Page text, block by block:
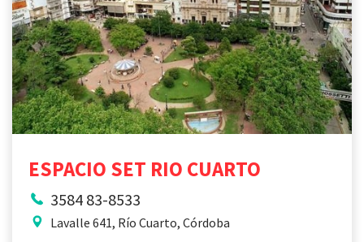
ESPACIO SET RIO CUARTO
3584 83-8533
Lavalle 641, Río Cuarto, Córdoba